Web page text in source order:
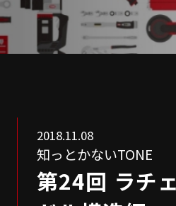
2018.11.08
知っとかないTONE
第24回 ラチ